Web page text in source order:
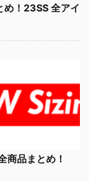
！23SS 全アイ
品まとめ！